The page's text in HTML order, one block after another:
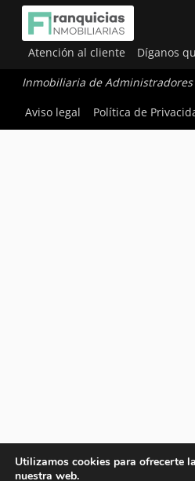
Atención al cliente Díganos
Inmobiliaria de Administradores
Aviso legal
Política de
Utilizamos cookies para ofrecerte
nuestra web.